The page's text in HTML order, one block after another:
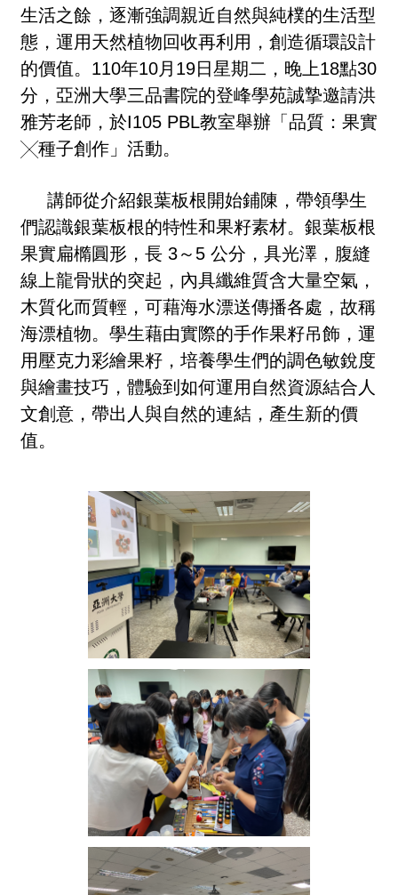
生活之餘，逐漸強調親近自然與純樸的生活型
態，運用天然植物回收再利用，創造循環設計
的價值。110年10月19日星期二，晚上18點30
分，亞洲大學三品書院的登峰學苑誠摯邀請洪
雅芳老師，於I105 PBL教室舉辦「品質：果實
╳種子創作」活動。
講師從介紹銀葉板根開始鋪陳，帶領學生
們認識銀葉板根的特性和果籽素材。銀葉板根
果實扁橢圓形，長 3～5 公分，具光澤，腹縫
線上龍骨狀的突起，內具纖維質含大量空氣，
木質化而質輕，可藉海水漂送傳播各處，故稱
海漂植物。學生藉由實際的手作果籽吊飾，運
用壓克力彩繪果籽，培養學生們的調色敏銳度
與繪畫技巧，體驗到如何運用自然資源結合人
文創意，帶出人與自然的連結，產生新的價
值。